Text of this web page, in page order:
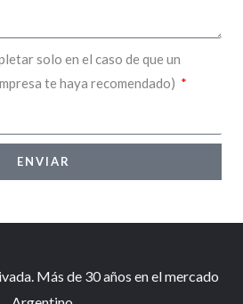
solo en el caso de que un
te haya recomendado)
ENVIAR
Más de 30 años en el mercado